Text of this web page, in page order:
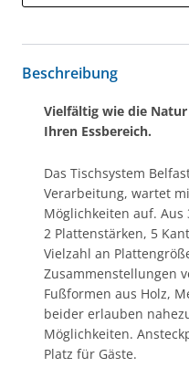
Beschreibung
Vielfältig wie die
Ihren Essbereich.
Das Tischsystem
Verarbeitung, wartet
Möglichkeiten auf. Aus
2 Plattenstärken, 5
Vielzahl an
Zusammenstellungen
Fußformen aus Holz,
beider erlauben
Möglichkeiten.
Platz für Gäste.